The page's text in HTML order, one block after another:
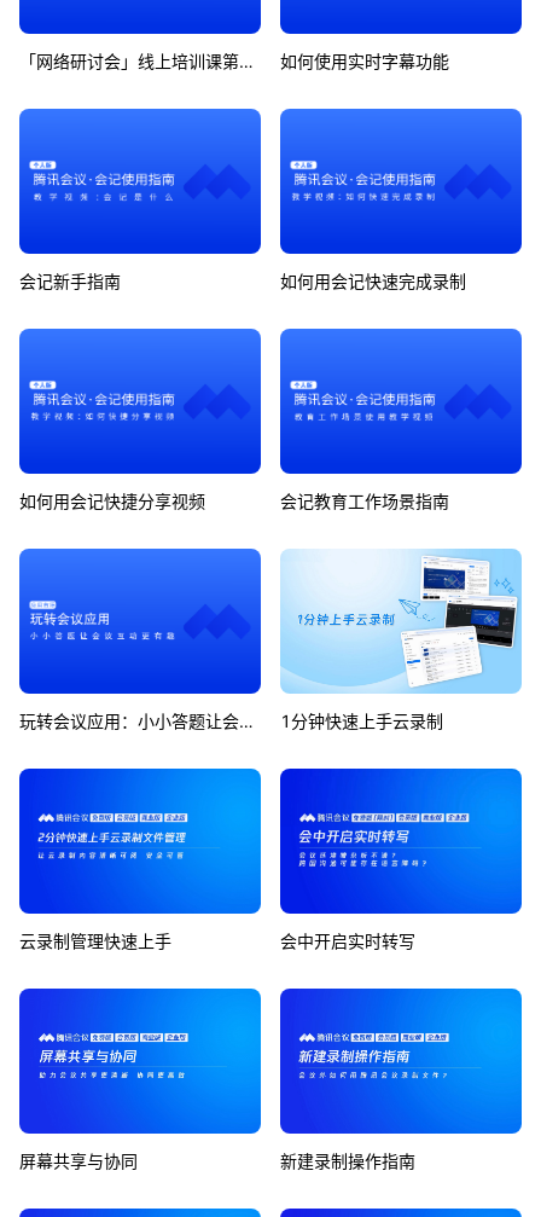
「网络研讨会」线上培训课第7期 如何使用实时字幕功能
会记新手指南 如何用会记快速完成录制
如何用会记快捷分享视频 会记教育工作场景指南
玩转会议应用：小小答题让会议互动更有趣 1分钟快速上手云录制
云录制管理快速上手 会中开启实时转写
屏幕共享与协同 新建录制操作指南